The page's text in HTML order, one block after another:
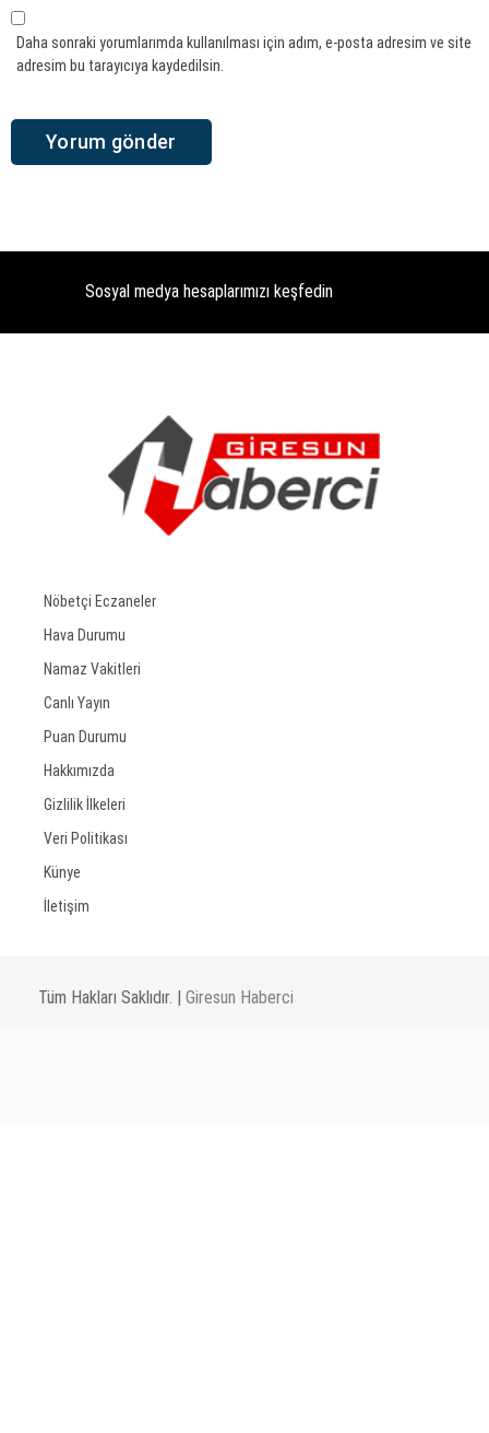
Daha sonraki yorumlarımda kullanılması için adım, e-posta adresim ve site
adresim bu tarayıcıya kaydedilsin.
Sosyal medya hesaplarımızı keşfedin
Nöbetçi Eczaneler
Hava Durumu
Namaz Vakitleri
Canlı Yayın
Puan Durumu
Hakkımızda
Gizlilik İlkeleri
Veri Politikası
Künye
İletişim
Tüm Hakları Saklıdır. | Giresun Haberci